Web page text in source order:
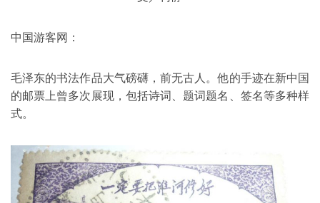
中国游客网：
毛泽东的书法作品大气磅礴，前无古人。他的手迹在新中国
的邮票上曾多次展现，包括诗词、题词题名、签名等多种样
式。